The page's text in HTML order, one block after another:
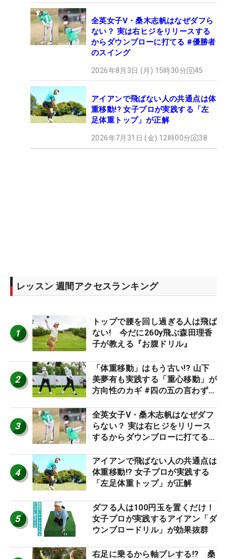
全英女子V・桑木志帆はなぜダフら
ない？ 実は右ヒジをリリースする
からダウンブローに打てる #優勝者
のスイング
2026年8月3日 (月) 15時30分 45
アイアンで飛ばない人の共通点は体
重移動!? 女子プロが実践する「左
足体重トップ」が正解
2026年7月31日 (金) 12時00分 38
レッスン 週間アクセスランキング
1
トップで腰を回し過ぎる人は飛ば
ない! 今だに260y飛ぶ森田理香
子が教える『お腹ドリル』
2
「体重移動」はもう古い!? 山下
美夢有も実践する「重心移動」が
方向性のカギ #四の五の言わず振
3
全英女子V・桑木志帆はなぜダフ
らない？ 実は右ヒジをリリース
するからダウンブローに打てる #
4
アイアンで飛ばない人の共通点は
体重移動!? 女子プロが実践する
「左足体重トップ」が正解
5
ダフる人は100円玉を置くだけ！
女子プロが実践するアイアン「ダ
ウンブロードリル」が効果抜群
右足に乗るから軸ブレする!? 桑